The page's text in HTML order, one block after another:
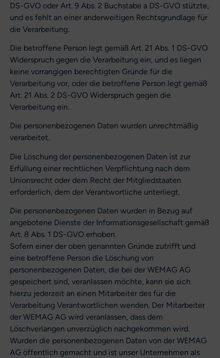
DS-GVO oder Art. 9 Abs. 2 Buchstabe a DS-GVO stützte,
und es fehlt an einer anderweitigen Rechtsgrundlage für
die Verarbeitung.
Die betroffene Person legt gemäß Art. 21 Abs. 1 DS-GVO
Widerspruch gegen die Verarbeitung ein, und es liegen
keine vorrangigen berechtigten Gründe für die
Verarbeitung vor, oder die betroffene Person legt gemäß
Art. 21 Abs. 2 DS-GVO Widerspruch gegen die
Verarbeitung ein.
Die personenbezogenen Daten wurden unrechtmäßig
verarbeitet.
Die Löschung der personenbezogenen Daten ist zur
Erfüllung einer rechtlichen Verpflichtung nach dem
Unionsrecht oder dem Recht der Mitgliedstaaten
erforderlich, dem der Verantwortliche unterliegt.
Die personenbezogenen Daten wurden in Bezug auf
angebotene Dienste der Informationsgesellschaft gemäß
Art. 8 Abs. 1 DS-GVO erhoben.
Sofern einer der oben genannten Gründe zutrifft und
eine betroffene Person die Löschung von
personenbezogenen Daten, die bei der WEMAG AG
gespeichert sind, veranlassen möchte, kann sie sich
hierzu jederzeit an einen Mitarbeiter des für die
Verarbeitung Verantwortlichen wenden. Der Mitarbeiter
der WEMAG AG wird veranlassen, dass dem
Löschverlangen unverzüglich nachgekommen wird.
Wurden die personenbezogenen Daten von der WEMAG
AG öffentlich gemacht und ist unser Unternehmen als